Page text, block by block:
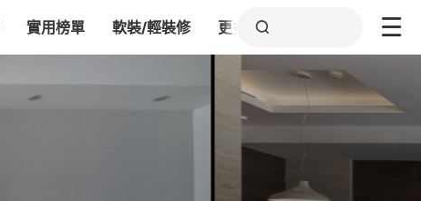
實用榜單 軟裝/輕裝修 更多